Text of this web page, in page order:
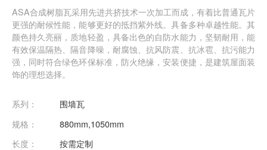
ASA合成树脂瓦采用先进共挤技术一次加工而成，有着比普通瓦片
更强的耐候性能，能够更好的抵挡紫外线。具备多种卓越性能。其
颜色持久亮丽，质地轻盈，具备出色的自防水能力，坚韧耐用，能
有效保温隔热、隔音降噪，耐腐蚀、抗风防震、抗冰雹、抗污能力
强，同时符合绿色环保标准，防火绝缘，安装便捷，是建筑屋面装
饰的理想选择。
系列：
围墙瓦
规格：
880mm,1050mm
长度：
按需定制